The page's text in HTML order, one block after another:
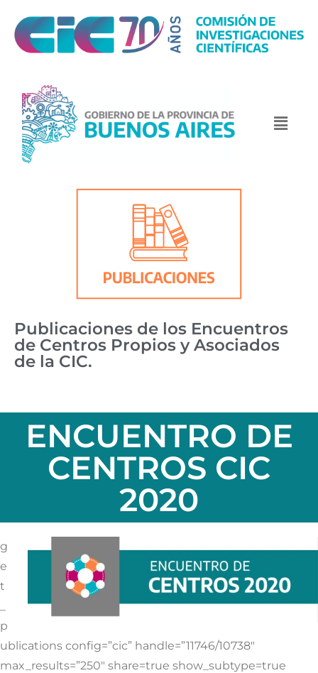
Publicaciones de los Encuentros
de Centros Propios y Asociados
de la CIC.
ENCUENTRO DE
CENTROS CIC
2020
g
e
t
p
ublications config=”cic” handle=”11746/10738″
max_results=”250″ share=true show_subtype=true